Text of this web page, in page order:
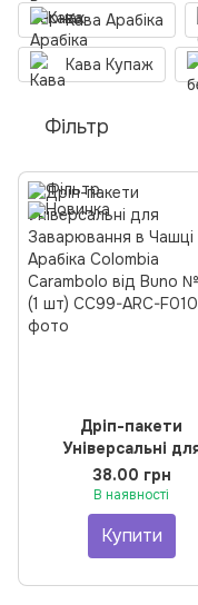
Кава Арабіка
Кава Купаж
Фільтр
Дріп-пакети
Універсальні
Заварювання в
Арабіка Colombia
Carambolo від Buno
(1 шт)
38.00 грн
В наявності
Купити